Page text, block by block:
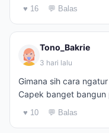
♥ 16 💬 Balas
Tono_Bakrie
3 hari lalu
Gimana sih cara
Capek banget bangun
♥ 10 💬 Balas